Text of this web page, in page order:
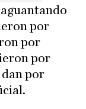
por
por
por
por